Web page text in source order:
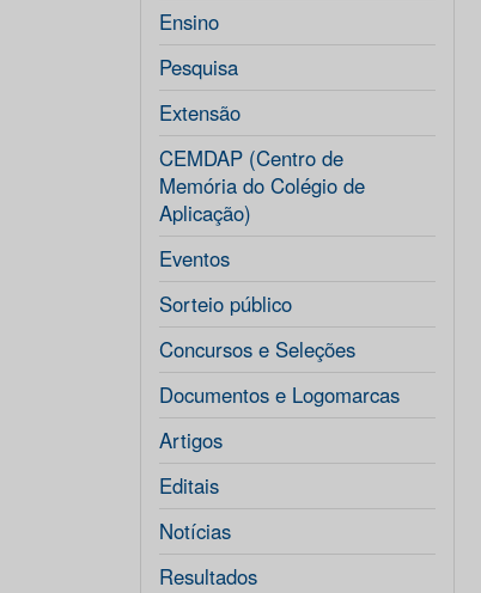
Ensino
Pesquisa
Extensão
CEMDAP (Centro de
Memória do Colégio de
Aplicação)
Eventos
Sorteio público
Concursos e Seleções
Documentos e Logomarcas
Artigos
Editais
Notícias
Resultados